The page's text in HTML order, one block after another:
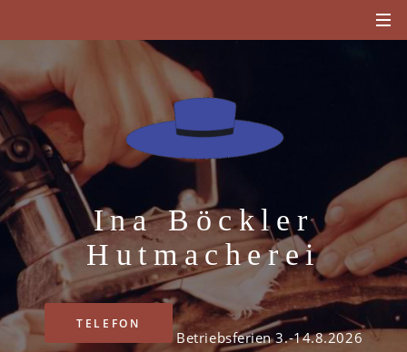
Ina Böckler
Hutmacherei
TELEFON
Betriebsferien 3.-14.8.2026